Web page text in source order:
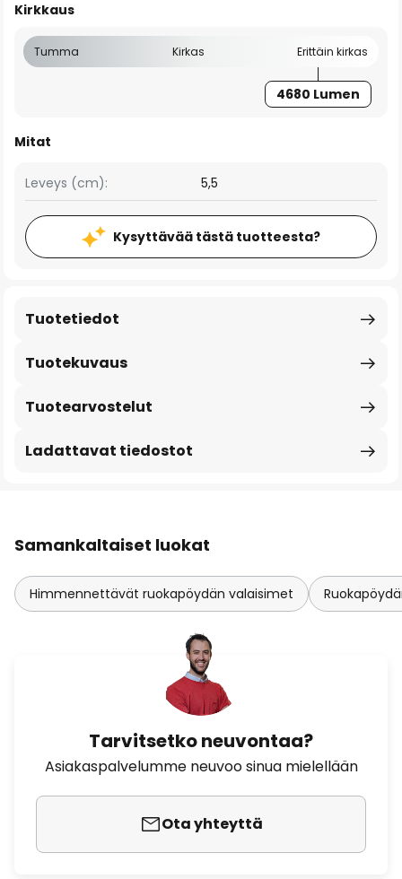
Kirkkaus
Tumma Kirkas Erittäin kirkas
4680 Lumen
Mitat
Leveys (cm): 5,5
Kysyttävää tästä tuotteesta?
Tuotekuvaus
Tuotetiedot
Tuotearvostelut
Ladattavat tiedostot
Samankaltaiset luokat
Himmennettävät ruokapöydän valaisimet
Tarvitsetko neuvontaa?
Asiakaspalvelumme neuvoo sinua mielellään
Ota yhteyttä